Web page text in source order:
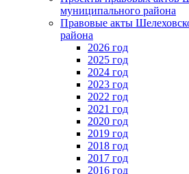
муниципального района
Правовые акты
района
2026 год
2025 год
2024 год
2023 год
2022 год
2021 год
2020 год
2019 год
2018 год
2017 год
2016 год